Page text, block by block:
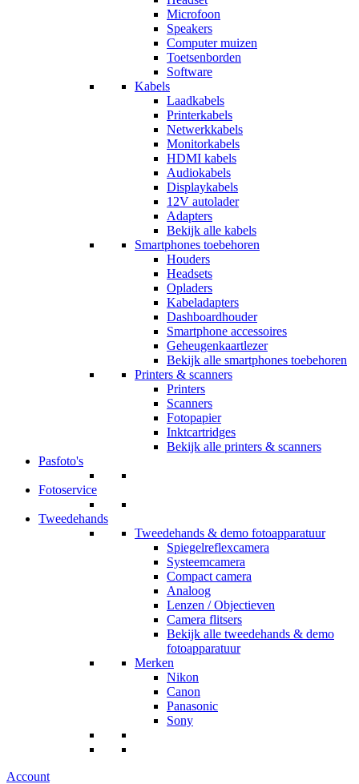
Microfoon
Speakers
Computer muizen
Toetsenborden
Software
Kabels
Laadkabels
Printerkabels
Netwerkkabels
Monitorkabels
HDMI kabels
Audiokabels
Displaykabels
12V autolader
Adapters
Bekijk alle kabels
Smartphones toebehoren
Houders
Headsets
Opladers
Kabeladapters
Dashboardhouder
Smartphone accessoires
Geheugenkaartlezer
Bekijk alle smartphones toebehoren
Printers & scanners
Printers
Scanners
Fotopapier
Inktcartridges
Bekijk alle printers & scanners
Pasfoto's
Fotoservice
Tweedehands
Tweedehands & demo fotoapparatuur
Spiegelreflexcamera
Systeemcamera
Compact camera
Analoog
Lenzen / Objectieven
Camera flitsers
Bekijk alle tweedehands & demo
fotoapparatuur
Merken
Nikon
Canon
Panasonic
Sony
Account